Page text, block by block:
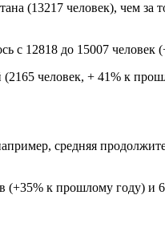
(13217 человек), чем
с 12818 до 15007 человек
человек, + 41% к
средняя
к прошлому году)